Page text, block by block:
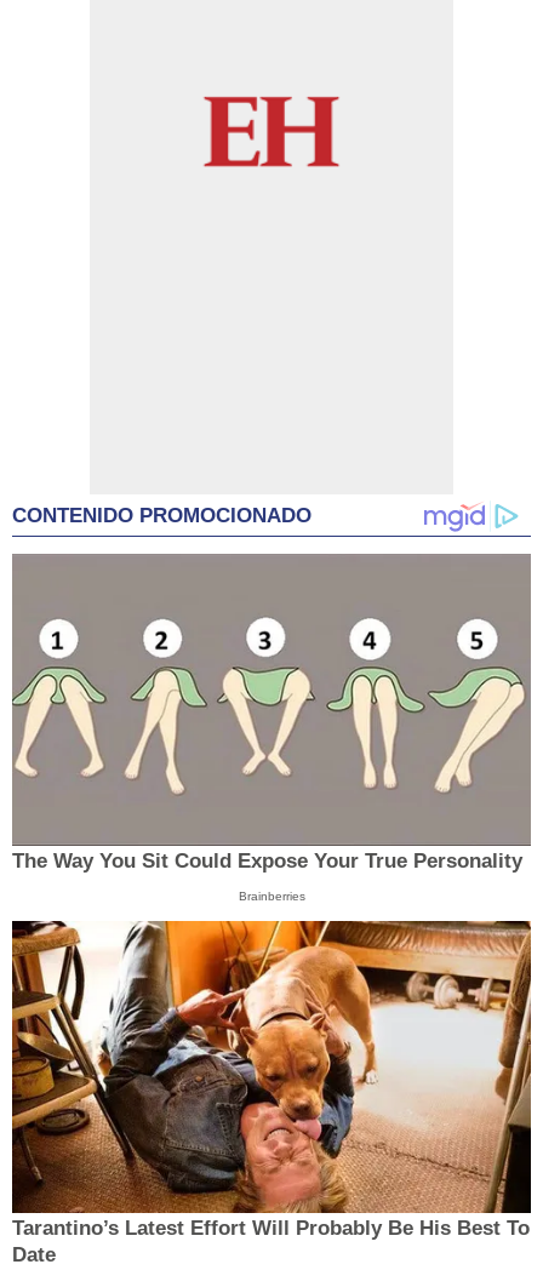
CONTENIDO PROMOCIONADO
The Way You Sit Could Expose Your True Personality
Brainberries
Tarantino’s Latest Effort Will Probably Be His Best To
Date